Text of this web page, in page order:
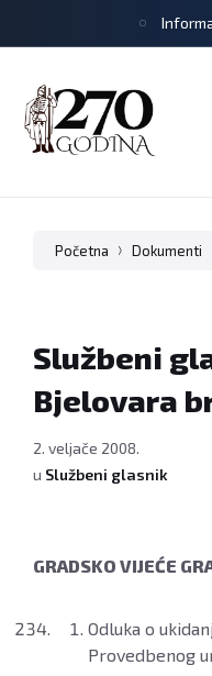
Početna Dokumenti
Službeni
Bjelovara
2. veljače 2008.
u Službeni glasnik
GRADSKO VIJEĆE
Odluka o
Provedbenog